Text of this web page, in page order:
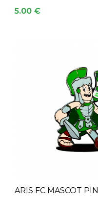
5.00 €
ARIS FC MASCOT PIN